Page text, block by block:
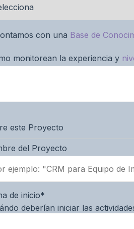
con una Base de
monitorean la experiencia y
este Proyecto
del Proyecto
de inicio*
deberían iniciar las